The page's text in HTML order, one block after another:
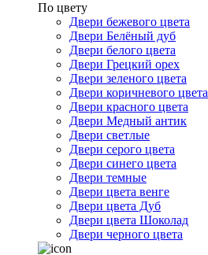
По цвету
Двери бежевого цвета
Двери Белёный дуб
Двери белого цвета
Двери Грецкий орех
Двери зеленого цвета
Двери коричневого цвета
Двери красного цвета
Двери Медный антик
Двери светлые
Двери серого цвета
Двери синего цвета
Двери темные
Двери цвета венге
Двери цвета Дуб
Двери цвета Шоколад
Двери черного цвета